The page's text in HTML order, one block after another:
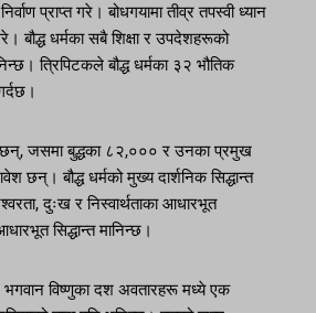
प्राप्त गरे। बोधगयामा तीव्र तपस्वी ध्यान
बौद्ध धर्मका सबै शिक्षा र उपदेशहरूको
त्रिपिटकले बौद्ध धर्मका ३२ भौतिक
जसमा बुद्धका ८२,००० र उनका प्रमुख
छन्। बौद्ध धर्मको मुख्य दार्शनिक सिद्धान्त
दुःख र निस्वार्थताका आधारभूत
सिद्धान्त मानिन्छ।
भगवान विष्णुका दश अवतारहरू मध्ये एक